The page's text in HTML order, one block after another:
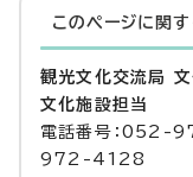
このページに関す
観光文化交流局
文化施設担当
電話番号：052-
972-4128